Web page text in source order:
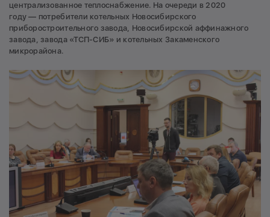
централизованное теплоснабжение. На очереди в 2020
году — потребители котельных Новосибирского
приборостроительного завода, Новосибирской аффинажного
завода, завода «ТСП-СИБ» и котельных Закаменского
микрорайона.